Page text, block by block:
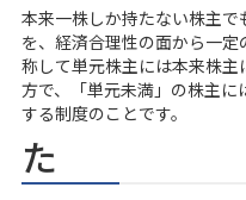
本来一株しか持たない株主
を、経済合理性の面から一
称して単元株主には本来株
方で、「単元未満」の株主
する制度のことです。
た